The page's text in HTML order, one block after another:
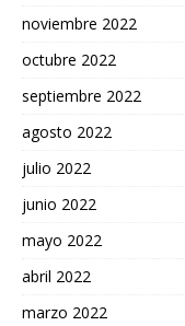
noviembre 2022
octubre 2022
septiembre 2022
agosto 2022
julio 2022
junio 2022
mayo 2022
abril 2022
marzo 2022